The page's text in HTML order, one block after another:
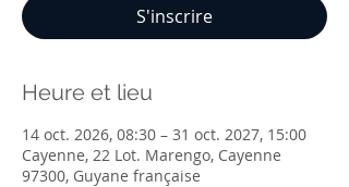
S'inscrire
Heure et lieu
14 oct. 2026, 08:30 – 31 oct. 2027, 15:00
Cayenne, 22 Lot. Marengo, Cayenne
97300, Guyane française